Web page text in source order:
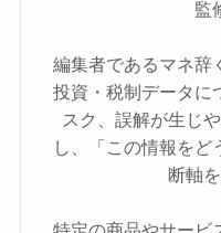
監
編集者であるマネ辞
投資・税制データに
スク、誤解が生じ
し、「この情報をど
断軸